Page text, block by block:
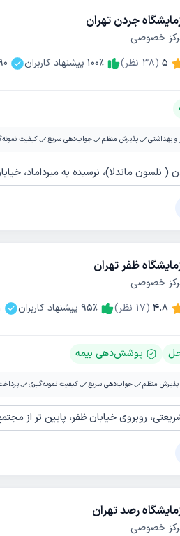
جردن تهران
خصوصی
5
(
38 نظر) 100٪ پیشنهاد کاربران
بهداشتی پذیرش منظم جواب‌دهی سریع کیفیت
( نلسون ماندلا)، نرسیده به میرداماد،
ظفر تهران
خصوصی
4.8
(
17 نظر) 95٪ پیشنهاد کاربران
پوشش‌دهی بیمه
پذیرش منظم جواب‌دهی سریع کیفیت نمونه‌گیری
روبروی خیابان ظفر، پایین تر از مجتمع
رصد تهران
خصوصی